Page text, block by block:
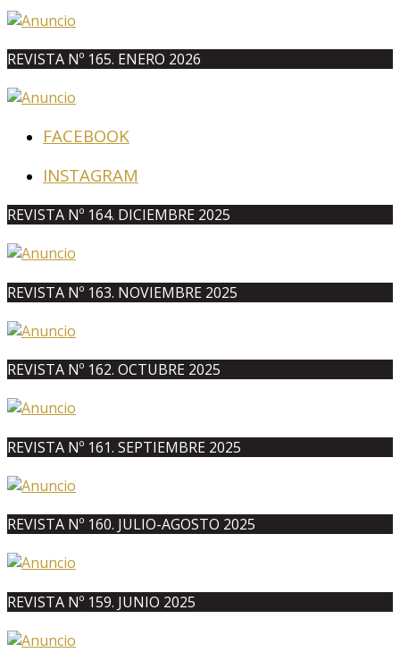
REVISTA Nº 165. ENERO 2026
FACEBOOK
INSTAGRAM
REVISTA Nº 164. DICIEMBRE 2025
REVISTA Nº 163. NOVIEMBRE 2025
REVISTA Nº 162. OCTUBRE 2025
REVISTA Nº 161. SEPTIEMBRE 2025
REVISTA Nº 160. JULIO-AGOSTO 2025
REVISTA Nº 159. JUNIO 2025